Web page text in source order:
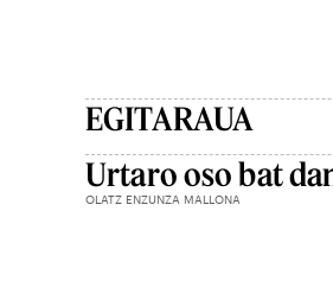
EGITARAUA
Urtaro oso bat
OLATZ ENZUNZA MALLONA